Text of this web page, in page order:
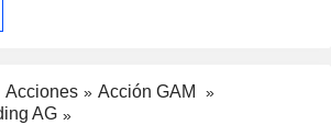
Acciones
Acción GAM
AG